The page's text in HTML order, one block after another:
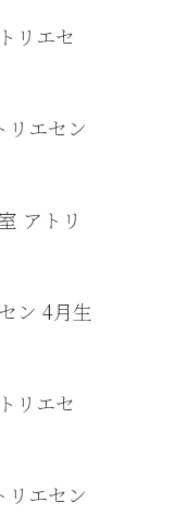
リエセ
リエセン
アトリ
ン 4月生
リエセ
リエセン